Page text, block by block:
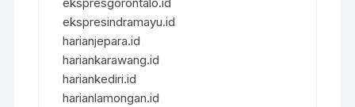
ekspresindramayu.id
harianjepara.id
hariankarawang.id
hariankediri.id
harianlamongan.id